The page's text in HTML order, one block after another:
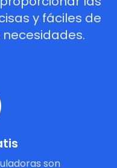
y fáciles de
son